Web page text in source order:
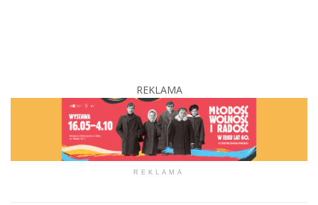
REKLAMA
REKLAMA